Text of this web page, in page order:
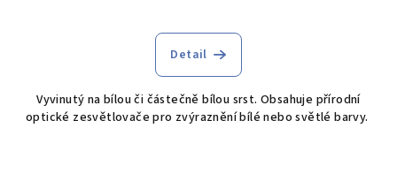
Detail
Vyvinutý na bílou či částečně bílou srst. Obsahuje přírodní
optické zesvětlovače pro zvýraznění bílé nebo světlé barvy.